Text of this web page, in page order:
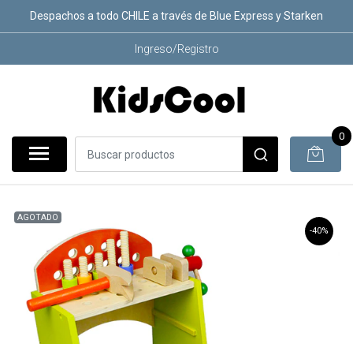
Despachos a todo CHILE a través de Blue Express y Starken
Ingreso/Registro
0
AGOTADO
-40%